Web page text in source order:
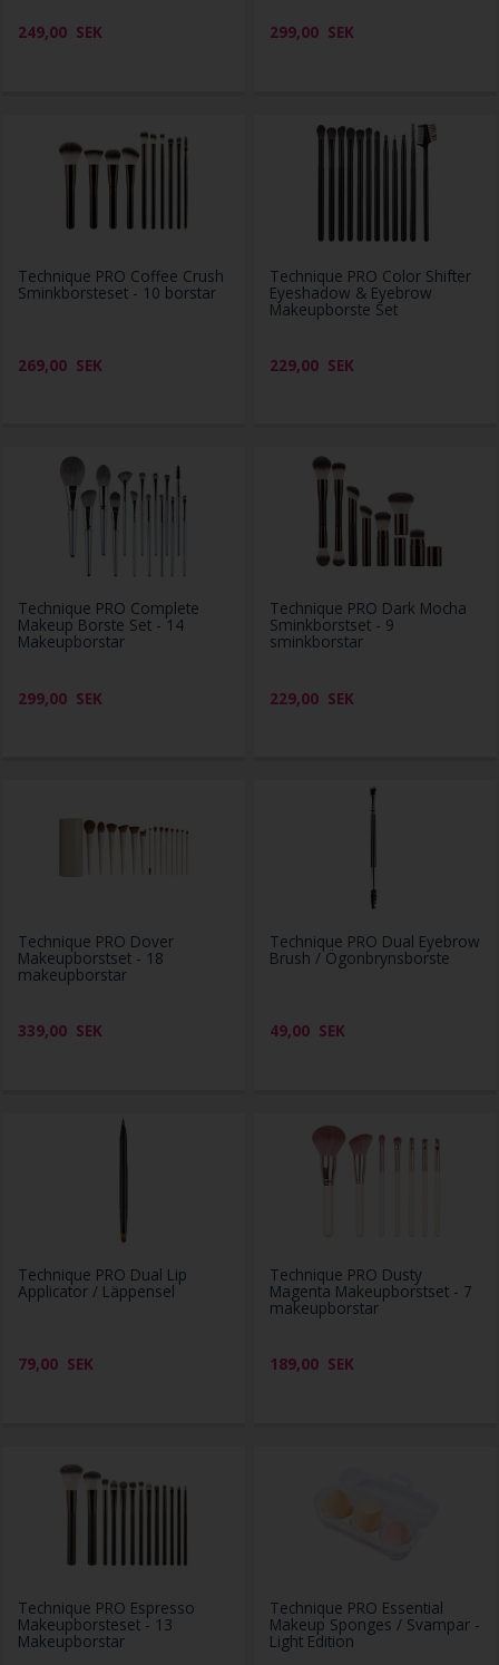
249,00 SEK 299,00 SEK
Technique PRO Coffee Crush
Sminkborsteset - 10 borstar
269,00 SEK
Technique PRO Color Shifter
Eyeshadow & Eyebrow
Makeupborste Set
229,00 SEK
Technique PRO Complete
Makeup Borste Set - 14
Makeupborstar
299,00 SEK
Technique PRO Dark Mocha
Sminkborstset - 9
sminkborstar
229,00 SEK
Technique PRO Dover
Makeupborstset - 18
makeupborstar
339,00 SEK
Technique PRO Dual Eyebrow
Brush / Ögonbrynsborste
49,00 SEK
Technique PRO Dual Lip
Applicator / Läppensel
79,00 SEK
Technique PRO Dusty
Magenta Makeupborstset - 7
makeupborstar
189,00 SEK
Technique PRO Espresso
Makeupborsteset - 13
Makeupborstar
Technique PRO Essential
Makeup Sponges / Svampar -
Light Edition